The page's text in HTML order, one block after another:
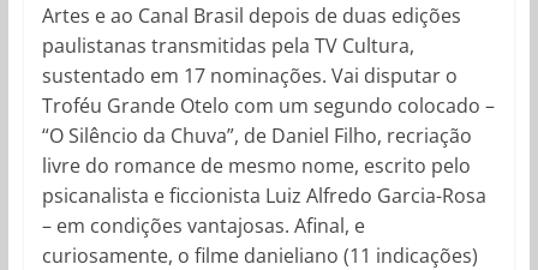
Artes e ao Canal Brasil depois de duas edições
paulistanas transmitidas pela TV Cultura,
sustentado em 17 nominações. Vai disputar o
Troféu Grande Otelo com um segundo colocado –
“O Silêncio da Chuva”, de Daniel Filho, recriação
livre do romance de mesmo nome, escrito pelo
psicanalista e ficcionista Luiz Alfredo Garcia-Rosa
– em condições vantajosas. Afinal, e
curiosamente, o filme danieliano (11 indicações)